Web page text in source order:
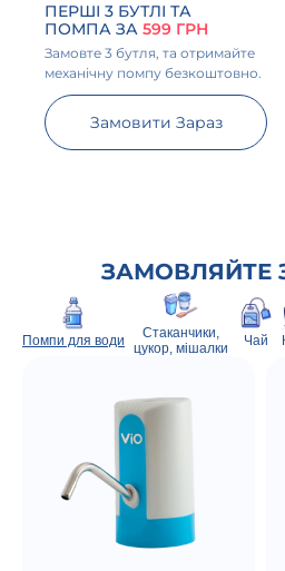
ПЕРШІ 3 БУТЛІ ТА
ПОМПА ЗА 599 ГРН
Замовте 3 бутля, та отримайте
механічну помпу безкоштовно.
Замовити Зараз
ЗАМОВЛЯЙТЕ
Помпи для води
Стаканчики,
цукор, мішалки
Чай